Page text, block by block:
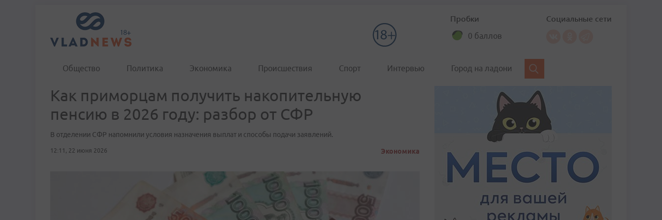
Пробки
0 баллов
Социальные сети
Общество Политика Экономика Происшествия Спорт Интервью Город на ладони
Как приморцам получить накопительную
пенсию в 2026 году: разбор от СФР
В отделении СФР напомнили условия назначения выплат и способы подачи заявлений.
12:11, 22 июня 2026 Экономика